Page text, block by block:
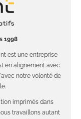
1998
est une entreprise
en alignement avec
notre volonté de
imprimés dans
travaillons autant